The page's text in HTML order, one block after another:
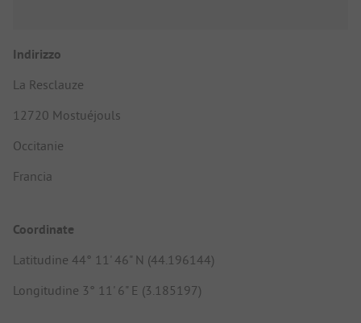
Indirizzo
La Resclauze
12720 Mostuéjouls
Occitanie
Francia
Coordinate
Latitudine 44° 11' 46" N (44.196144)
Longitudine 3° 11' 6" E (3.185197)